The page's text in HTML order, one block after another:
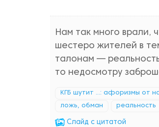
Нам так много врали,
шестеро жителей в
талонам —
то недосмотру
КГБ шутит ...: афоризмы от
ложь, обман реальность
Cлайд с цитатой